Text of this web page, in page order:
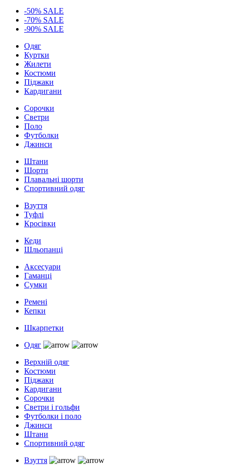
-50% SALE
-70% SALE
-90% SALE
Одяг
Куртки
Жилети
Костюми
Піджаки
Кардигани
Сорочки
Светри
Поло
Футболки
Джинси
Штани
Шорти
Плавальні шорти
Спортивний одяг
Взуття
Туфлі
Кросівки
Кеди
Шльопанці
Аксесуари
Гаманці
Сумки
Ремені
Кепки
Шкарпетки
Одяг
Верхній одяг
Костюми
Піджаки
Кардигани
Сорочки
Светри і гольфи
Футболки і поло
Джинси
Штани
Спортивний одяг
Взуття